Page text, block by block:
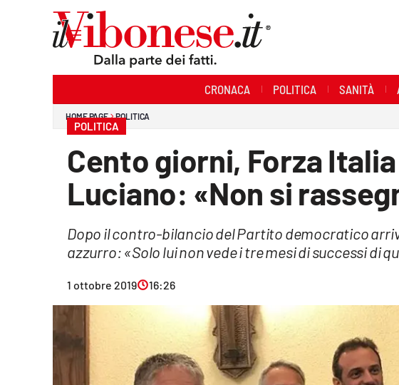
CRONACA POLITICA SANITÀ
HOME PAGE POLITICA
POLITICA
Cento giorni, Forza
Luciano: «Non si
Dopo il contro-bilancio del Partito democratico
azzurro: «Solo lui non vede i tre mesi di successi di
1 ottobre 2019 16:26